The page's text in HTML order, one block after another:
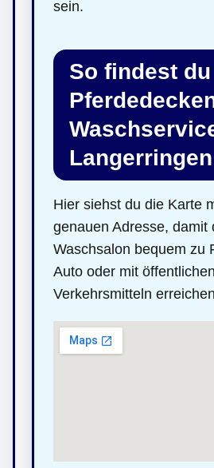
sein.
So findest du
Langerringen
Hier siehst du die Karte
genauen Adresse, damit
Waschsalon bequem zu
Auto oder mit öffentlichen
Verkehrsmitteln